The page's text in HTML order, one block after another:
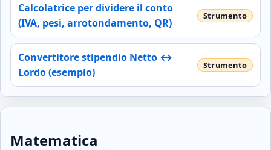
Calcolatrice per dividere il conto
(IVA, pesi, arrotondamento, QR)
Convertitore stipendio Netto ↔
Lordo (esempio)
Matematica